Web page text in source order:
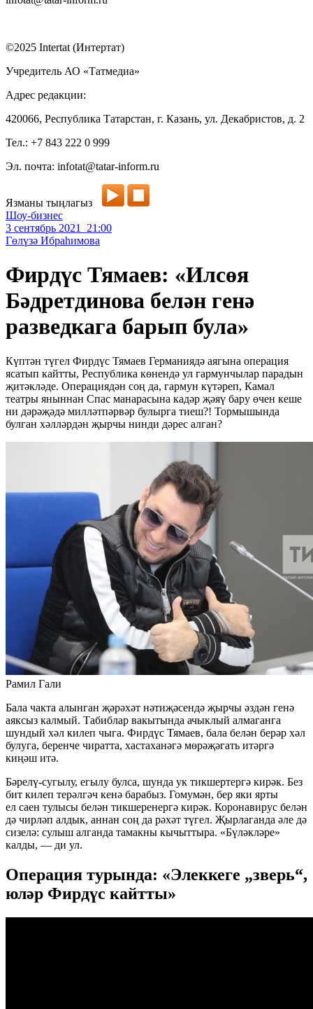
©2025 Intertat (Интертат)
Учредитель АО «Татмедиа»
Адрес редакции:
420066, Республика Татарстан, г. Казань, ул. Декабристов, д. 2
Тел.: +7 843 222 0 999
Эл. почта: infotat@tatar-inform.ru
Язманы тыңлагыз
Шоу-бизнес
3 сентябрь 2021 21:00
Гөлүзә Ибраһимова
Фирдүс Тямаев: «Илсөя
Бәдретдинова белән генә
разведкага барып була»
Күптән түгел Фирдүс Тямаев Германиядә аягына операция
ясатып кайтты, Республика көнендә ул гармунчылар парадын
җитәкләде. Операциядән соң да, гармун күтәреп, Камал
театры яныннан Спас манарасына кадәр җәяү бару өчен кеше
ни дәрәҗәдә милләтпәрвәр булырга тиеш?! Тормышында
булган хәлләрдән җырчы нинди дәрес алган?
Рамил Гали
Бала чакта алынган җәрәхәт нәтиҗәсендә җырчы әздән генә
аяксыз калмый. Табиблар вакытында ачыклый алмаганга
шундый хәл килеп чыга. Фирдүс Тямаев, бала белән берәр хәл
булуга, беренче чиратта, хастаханәгә мөрәҗәгать итәргә
киңәш итә.
Бәрелү-сугылу, егылу булса, шунда ук тикшертергә кирәк. Без
бит килеп терәлгәч кенә барабыз. Гомумән, бер яки ярты
ел саен тулысы белән тикшеренергә кирәк. Коронавирус белән
дә чирләп алдык, аннан соң да рәхәт түгел. Җырлаганда әле дә
сизелә: сулыш алганда тамакны кычыттыра. «Бүләкләре»
калды, — ди ул.
Операция турында: «Элеккеге „зверь“,
юләр Фирдүс кайтты»